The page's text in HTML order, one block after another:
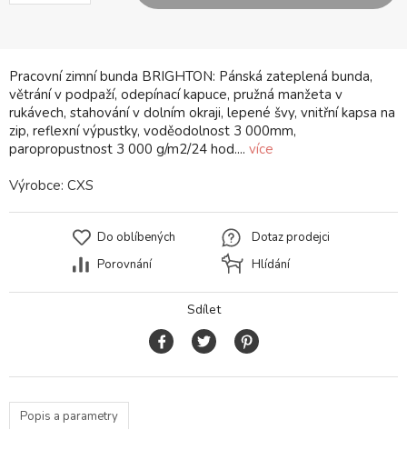
Pracovní zimní bunda BRIGHTON: Pánská zateplená bunda,
větrání v podpaží, odepínací kapuce, pružná manžeta v
rukávech, stahování v dolním okraji, lepené švy, vnitřní kapsa na
zip, reflexní výpustky, voděodolnost 3 000mm,
paropropustnost 3 000 g/m2/24 hod.... více
Výrobce: CXS
Do oblíbených
Porovnání
Dotaz prodejci
Hlídání
Sdílet
Popis a parametry